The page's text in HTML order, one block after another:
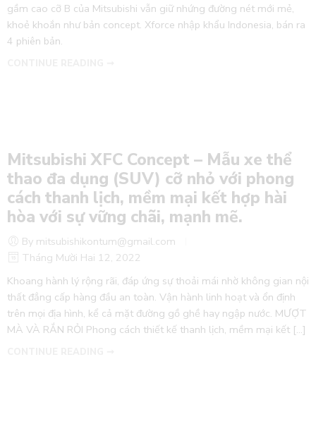
gầm cao cỡ B của Mitsubishi vẫn giữ nhứng đường nét mới mẻ,
khoẻ khoắn như bản concept. Xforce nhập khẩu Indonesia, bán ra
4 phiên bản.
Mitsubishi XFC Concept – Mẫu xe thể
thao đa dụng (SUV) cỡ nhỏ với phong
cách thanh lịch, mềm mại kết hợp hài
hòa với sự vững chãi, mạnh mẽ.
By mitsubishikontum@gmail.com
Tháng Mười Hai 12, 2022
Khoang hành lý rộng rãi, đáp ứng sự thoải mái nhờ không gian nội
thất đẳng cấp hàng đầu an toàn. Vận hành linh hoạt và ổn định
trên mọi địa hình, kể cả mặt đường gồ ghề hay ngập nước. MƯỢT
MÀ VÀ RẮN RỎI Phong cách thiết kế thanh lịch, mềm mại kết […]